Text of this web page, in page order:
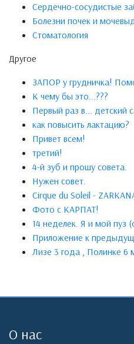
Сердечно-сосудистые
Болезни почек и
Стоматология
Другое
ЗАПОР у грудничка!
К чему бы это...???
Первый раз в...
как повысить лактацию?
Привет всем!
третий!
4-й зуб и прошу совета.
Нужен совет.
Cirque du Soleil -
Фото с КАРПАТ!
14 неделек. Я и мой пуз
Приложение к
Лизе 3 года , Полинке 6
О нас